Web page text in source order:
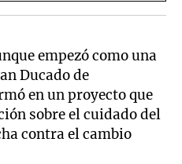
empezó como una
Ducado de
en un proyecto que
sobre el cuidado del
contra el cambio